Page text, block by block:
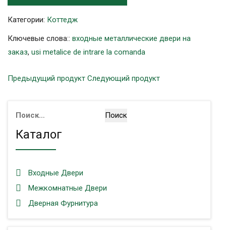
Категории: Коттедж
Ключевые слова:: входные металлические двери на
заказ, usi metalice de intrare la comanda
Предыдущий продукт Следующий продукт
Найти:
Каталог
Входные Двери
Межкомнатные Двери
Дверная Фурнитура